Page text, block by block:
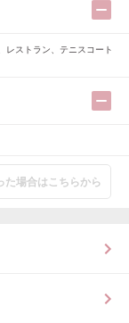
レストラン、テニスコート
た場合はこちらから